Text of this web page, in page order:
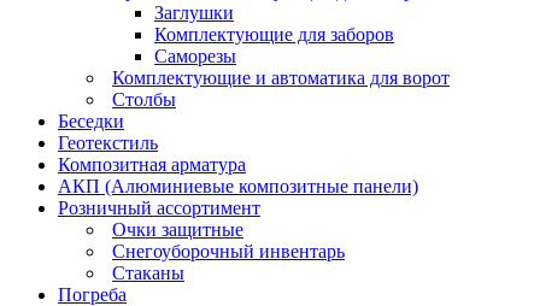
Заглушки
Комплектующие для заборов
Саморезы
Комплектующие и автоматика для ворот
Столбы
Беседки
Геотекстиль
Композитная арматура
АКП (Алюминиевые композитные панели)
Розничный ассортимент
Очки защитные
Снегоуборочный инвентарь
Стаканы
Погреба